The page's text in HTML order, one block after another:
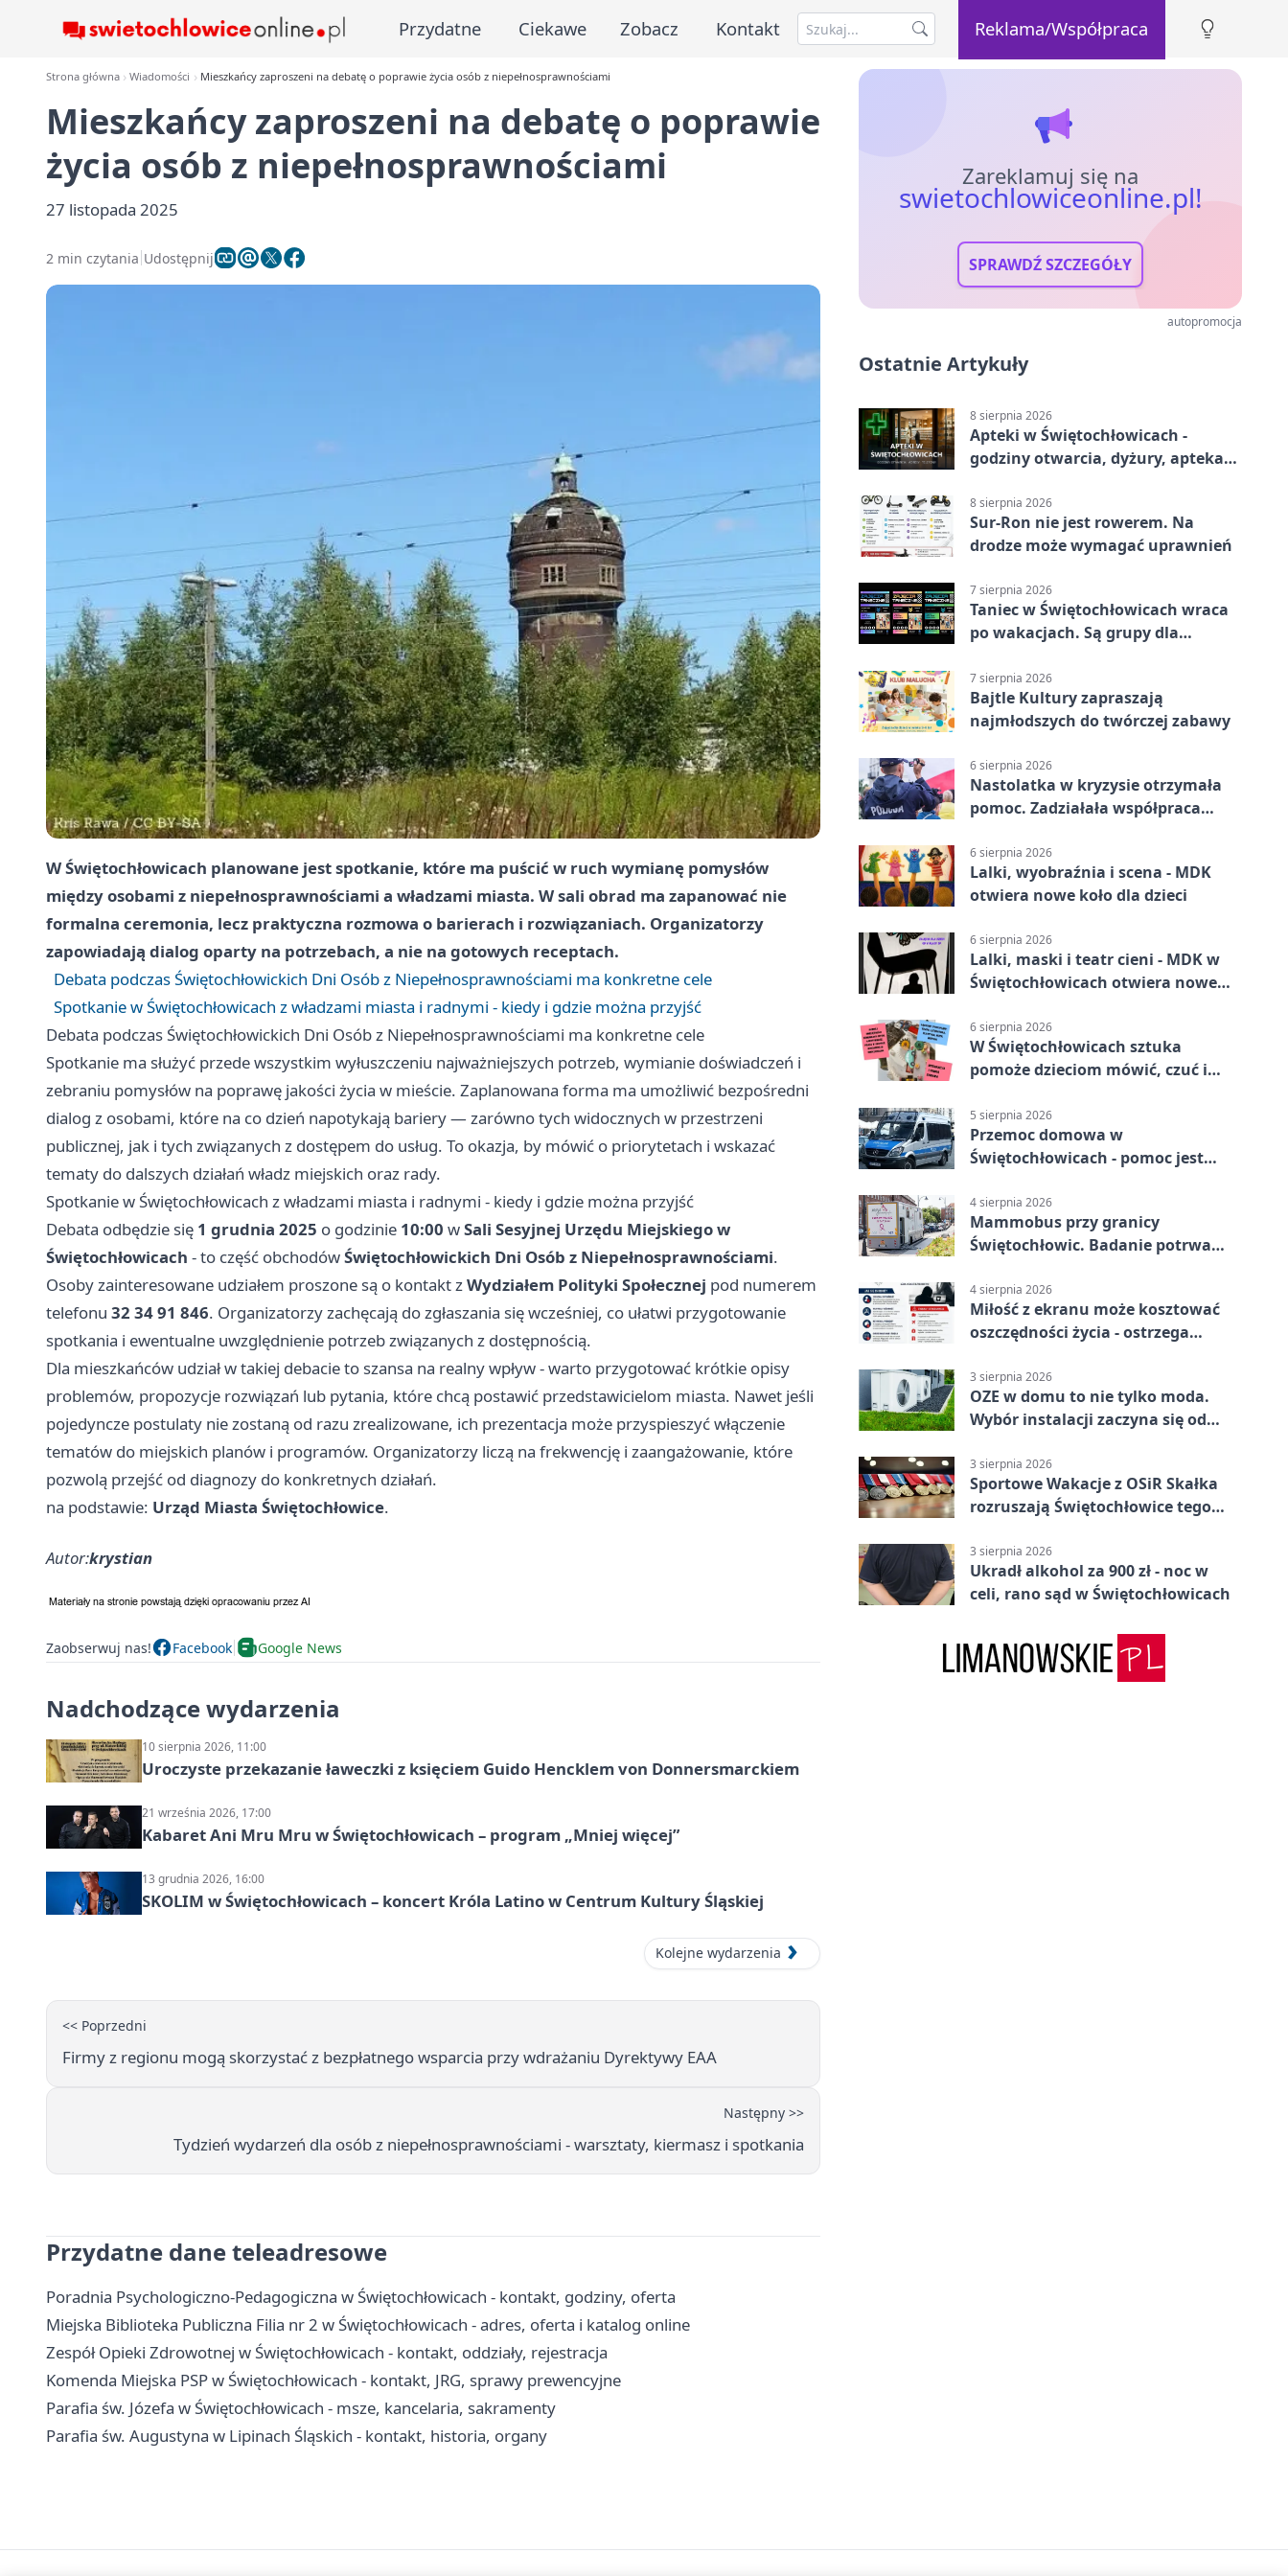
Przydatne Ciekawe Zobacz Kontakt Reklama/Współpraca
Strona główna Wiadomości Mieszkańcy zaproszeni na debatę o poprawie życia osób z niepełnosprawnościami
Mieszkańcy zaproszeni na debatę o poprawie
życia osób z niepełnosprawnościami
27 listopada 2025
2 min czytania Udostępnij
W Świętochłowicach planowane jest spotkanie, które ma puścić w ruch wymianę pomysłów
między osobami z niepełnosprawnościami a władzami miasta. W sali obrad ma zapanować nie
formalna ceremonia, lecz praktyczna rozmowa o barierach i rozwiązaniach. Organizatorzy
zapowiadają dialog oparty na potrzebach, a nie na gotowych receptach.
Debata podczas Świętochłowickich Dni Osób z Niepełnosprawnościami ma konkretne cele
Spotkanie w Świętochłowicach z władzami miasta i radnymi - kiedy i gdzie można przyjść
Debata podczas Świętochłowickich Dni Osób z Niepełnosprawnościami ma konkretne cele
Spotkanie ma służyć przede wszystkim wyłuszczeniu najważniejszych potrzeb, wymianie doświadczeń i
zebraniu pomysłów na poprawę jakości życia w mieście. Zaplanowana forma ma umożliwić bezpośredni
dialog z osobami, które na co dzień napotykają bariery — zarówno tych widocznych w przestrzeni
publicznej, jak i tych związanych z dostępem do usług. To okazja, by mówić o priorytetach i wskazać
tematy do dalszych działań władz miejskich oraz rady.
Spotkanie w Świętochłowicach z władzami miasta i radnymi - kiedy i gdzie można przyjść
Debata odbędzie się 1 grudnia 2025 o godzinie 10:00 wSali Sesyjnej Urzędu Miejskiego w
Świętochłowicach - to część obchodówŚwiętochłowickich Dni Osób z Niepełnosprawnościami.
Osoby zainteresowane udziałem proszone są o kontakt zWydziałem Polityki Społecznej pod numerem
telefonu 32 34 91 846. Organizatorzy zachęcają do zgłaszania się wcześniej, co ułatwi przygotowanie
spotkania i ewentualne uwzględnienie potrzeb związanych z dostępnością.
Dla mieszkańców udział w takiej debacie to szansa na realny wpływ - warto przygotować krótkie opisy
problemów, propozycje rozwiązań lub pytania, które chcą postawić przedstawicielom miasta. Nawet jeśli
pojedyncze postulaty nie zostaną od razu zrealizowane, ich prezentacja może przyspieszyć włączenie
tematów do miejskich planów i programów. Organizatorzy liczą na frekwencję i zaangażowanie, które
pozwolą przejść od diagnozy do konkretnych działań.
na podstawie: Urząd Miasta Świętochłowice.
Autor:krystian
Zaobserwuj nas! Facebook Google News
Nadchodzące wydarzenia
10 sierpnia 2026, 11:00
Uroczyste przekazanie ławeczki z księciem Guido Hencklem von Donnersmarckiem
21 września 2026, 17:00
Kabaret Ani Mru Mru w Świętochłowicach – program „Mniej więcej”
13 grudnia 2026, 16:00
SKOLIM w Świętochłowicach – koncert Króla Latino w Centrum Kultury Śląskiej
Kolejne wydarzenia
<< Poprzedni
Firmy z regionu mogą skorzystać z bezpłatnego wsparcia przy wdrażaniu Dyrektywy EAA
Następny >>
Tydzień wydarzeń dla osób z niepełnosprawnościami - warsztaty, kiermasz i spotkania
Przydatne dane teleadresowe
Poradnia Psychologiczno-Pedagogiczna w Świętochłowicach - kontakt, godziny, oferta
Miejska Biblioteka Publiczna Filia nr 2 w Świętochłowicach - adres, oferta i katalog online
Zespół Opieki Zdrowotnej w Świętochłowicach - kontakt, oddziały, rejestracja
Komenda Miejska PSP w Świętochłowicach - kontakt, JRG, sprawy prewencyjne
Parafia św. Józefa w Świętochłowicach - msze, kancelaria, sakramenty
Parafia św. Augustyna w Lipinach Śląskich - kontakt, historia, organy
Zareklamuj się na
swietochlowiceonline.pl!
SPRAWDŹ SZCZEGÓŁY
autopromocja
Ostatnie Artykuły
8 sierpnia 2026
Apteki w Świętochłowicach -
godziny otwarcia, dyżury, apteka
8 sierpnia 2026
Sur-Ron nie jest rowerem. Na
drodze może wymagać uprawnień
7 sierpnia 2026
Taniec w Świętochłowicach wraca
po wakacjach. Są grupy dla
7 sierpnia 2026
Bajtle Kultury zapraszają
najmłodszych do twórczej zabawy
6 sierpnia 2026
Nastolatka w kryzysie otrzymała
pomoc. Zadziałała współpraca
6 sierpnia 2026
Lalki, wyobraźnia i scena - MDK
otwiera nowe koło dla dzieci
6 sierpnia 2026
Lalki, maski i teatr cieni - MDK w
Świętochłowicach otwiera nowe
6 sierpnia 2026
W Świętochłowicach sztuka
pomoże dzieciom mówić, czuć i
5 sierpnia 2026
Przemoc domowa w
Świętochłowicach - pomoc jest
4 sierpnia 2026
Mammobus przy granicy
Świętochłowic. Badanie potrwa
4 sierpnia 2026
Miłość z ekranu może kosztować
oszczędności życia - ostrzega
3 sierpnia 2026
OZE w domu to nie tylko moda.
Wybór instalacji zaczyna się od
3 sierpnia 2026
Sportowe Wakacje z OSiR Skałka
rozruszają Świętochłowice tego
3 sierpnia 2026
Ukradł alkohol za 900 zł - noc w
celi, rano sąd w Świętochłowicach